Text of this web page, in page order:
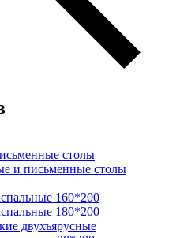
столы
и письменные столы
160*200
180*200
двухъярусные